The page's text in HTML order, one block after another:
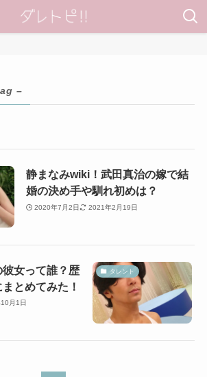
–
静まなみwiki！武田真治の嫁で結
婚の決め手や馴れ初めは？
2020年7月2日 2021年2月19日
タレント
女って誰？歴
とめてみた！
月1日